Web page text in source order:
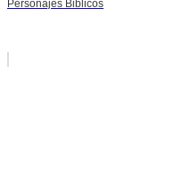
Personajes Biblicos